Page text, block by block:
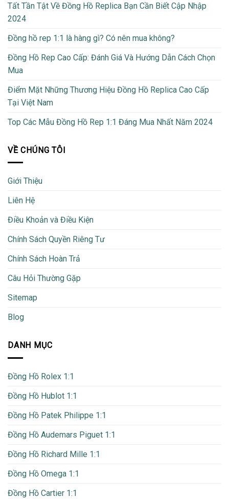
Tất Tần Tật Về Đồng Hồ Replica Bạn Cần Biết Cập Nhập
2024
Đồng hồ rep 1:1 là hàng gì? Có nên mua không?
Đồng Hồ Rep Cao Cấp: Đánh Giá Và Hướng Dẫn Cách Chọn
Mua
Điểm Mặt Những Thương Hiệu Đồng Hồ Replica Cao Cấp
Tại Việt Nam
Top Các Mẫu Đồng Hồ Rep 1:1 Đáng Mua Nhất Năm 2024
VỀ CHÚNG TÔI
Giới Thiệu
Liên Hệ
Điều Khoản và Điều Kiện
Chính Sách Quyền Riêng Tư
Chính Sách Hoàn Trả
Câu Hỏi Thường Gặp
Sitemap
Blog
DANH MỤC
Đồng Hồ Rolex 1:1
Đồng Hồ Hublot 1:1
Đồng Hồ Patek Philippe 1:1
Đồng Hồ Audemars Piguet 1:1
Đồng Hồ Richard Mille 1:1
Đồng Hồ Omega 1:1
Đồng Hồ Cartier 1:1